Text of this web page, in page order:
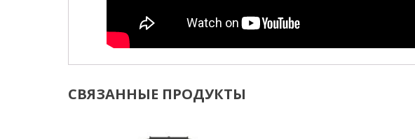
СВЯЗАННЫЕ ПРОДУКТЫ